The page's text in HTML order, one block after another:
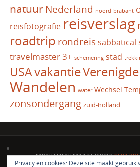
natuur Nederland noord-brabant
reisfotografie reisverslag
roadtrip rondreis sabbatical
travelmaster 3+ schemering stad
USAvakantie
Wandelen water Wechsel
zonsondergang zuid-holland
MOGELIJK GEMAAKT DOOR
Privacy en cookies: Deze site maakt gebruik